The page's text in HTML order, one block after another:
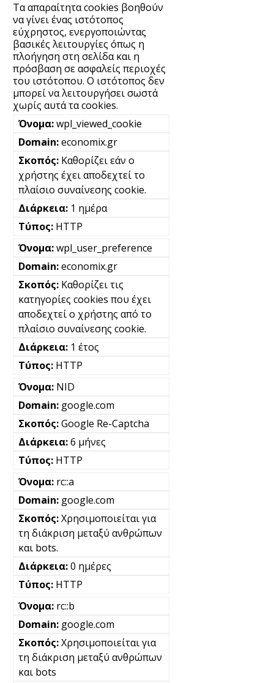
Τα απαραίτητα cookies βοηθούν
να γίνει ένας ιστότοπος
εύχρηστος, ενεργοποιώντας
βασικές λειτουργίες όπως η
πλοήγηση στη σελίδα και η
πρόσβαση σε ασφαλείς περιοχές
του ιστότοπου. Ο ιστότοπος δεν
μπορεί να λειτουργήσει σωστά
χωρίς αυτά τα cookies.
wpl_viewed_cookie
economix.gr
Καθορίζει εάν ο
χρήστης έχει αποδεχτεί το
πλαίσιο συναίνεσης cookie.
1 ημέρα
HTTP
wpl_user_preference
economix.gr
Καθορίζει τις
κατηγορίες cookies που έχει
αποδεχτεί ο χρήστης από το
πλαίσιο συναίνεσης cookie.
1 έτος
HTTP
NID
google.com
Google Re-Captcha
6 μήνες
HTTP
rc::a
google.com
Χρησιμοποιείται για
τη διάκριση μεταξύ ανθρώπων
και bots.
0 ημέρες
HTTP
rc::b
google.com
Χρησιμοποιείται για
τη διάκριση μεταξύ ανθρώπων
και bots